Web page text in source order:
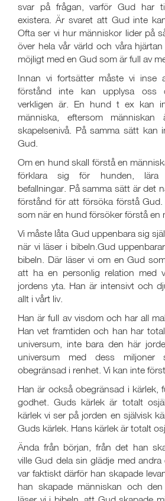
svar på frågan, varför Gud har
existera. Är svaret att Gud inte
Ofta ser vi hur människor lider på
över hela vår värld och våra
möjligt med en Gud som är full av
Innan vi fortsätter måste vi inse
förstånd inte kan upplysa oss
verkligen är. En hund t ex kan
människa, eftersom
skapelsenivå. På samma sätt kan
Gud.
Om en hund skall förstå en
förklara sig för hunden, lära
befallningar. På samma sätt är det
förstånd för att försöka förstå
som när en hund försöker förstå en
Vi måste låta Gud uppenbara sig
när vi läser i bibeln.Gud
bibeln. Där läser vi om en Gud
att ha en personlig relation med
jordens yta. Han är intensivt och
allt i vårt liv.
Han är full av visdom och har all
Han vet framtiden och han har
universum, inte bara den här
universum med dess miljoner
obegränsad i renhet. Vi kan inte
Han är också obegränsad i kärlek,
godhet. Guds kärlek är totalt
kärlek vi ser på jorden en självisk
Guds kärlek. Hans kärlek är totalt
Ända från början, från det han
ville Gud dela sin glädje med
var faktiskt därför han skapade
han skapade människan och